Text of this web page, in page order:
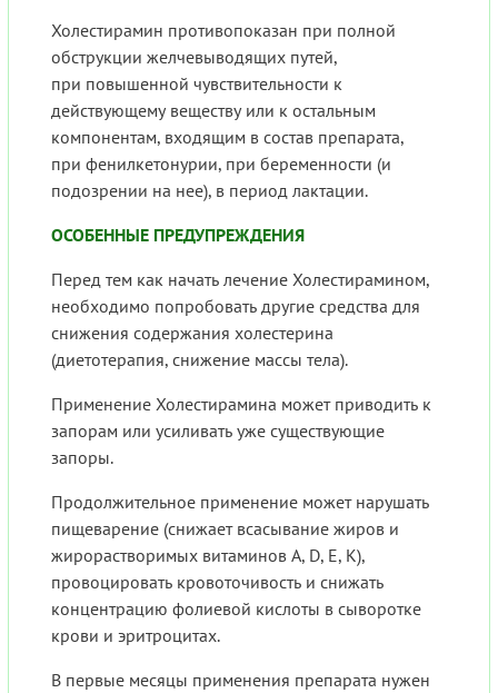
Холестирамин противопоказан при полной
обструкции желчевыводящих путей,
при повышенной чувствительности к
действующему веществу или к остальным
компонентам, входящим в состав препарата,
при фенилкетонурии, при беременности (и
подозрении на нее), в период лактации.
ОСОБЕННЫЕ ПРЕДУПРЕЖДЕНИЯ
Перед тем как начать лечение Холестирамином,
необходимо попробовать другие средства для
снижения содержания холестерина
(диетотерапия, снижение массы тела).
Применение Холестирамина может приводить к
запорам или усиливать уже существующие
запоры.
Продолжительное применение может нарушать
пищеварение (снижает всасывание жиров и
жирорастворимых витаминов А, D, E, К),
провоцировать кровоточивость и снижать
концентрацию фолиевой кислоты в сыворотке
крови и эритроцитах.
В первые месяцы применения препарата нужен